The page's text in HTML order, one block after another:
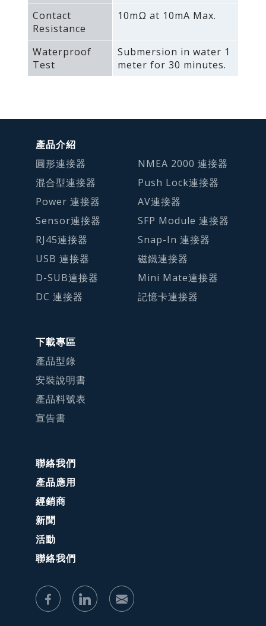
Contact
Resistance
10mΩ at 10mA Max.
Waterproof
Test
Submersion in water 1
meter for 30 minutes.
產品介紹
圓形連接器
混合型連接器
Power 連接器
Sensor連接器
RJ45連接器
USB 連接器
D-SUB連接器
DC 連接器
NMEA 2000 連接器
Push Lock連接器
AV連接器
SFP Module 連接器
Snap-In 連接器
磁鐵連接器
Mini Mate連接器
記憶卡連接器
下載專區
產品型錄
安裝說明書
產品料號表
宣告書
聯絡我們
產品應用
經銷商
新聞
活動
聯絡我們